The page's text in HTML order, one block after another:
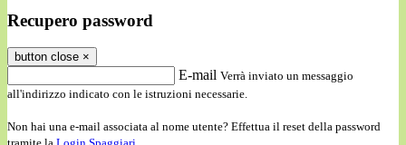
Recupero password
button close ×
E-mail Verrà inviato un messaggio
all'indirizzo indicato con le istruzioni necessarie.
Non hai una e-mail associata al nome utente? Effettua il reset della password